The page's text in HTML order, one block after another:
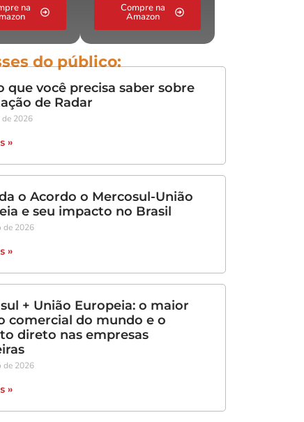
na Compre na
Amazon
do público:
que você precisa saber sobre
de Radar
de 2026
»
o Acordo o Mercosul-União
e seu impacto no Brasil
de 2026
»
+ União Europeia: o maior
comercial do mundo e o
direto nas empresas
de 2026
»